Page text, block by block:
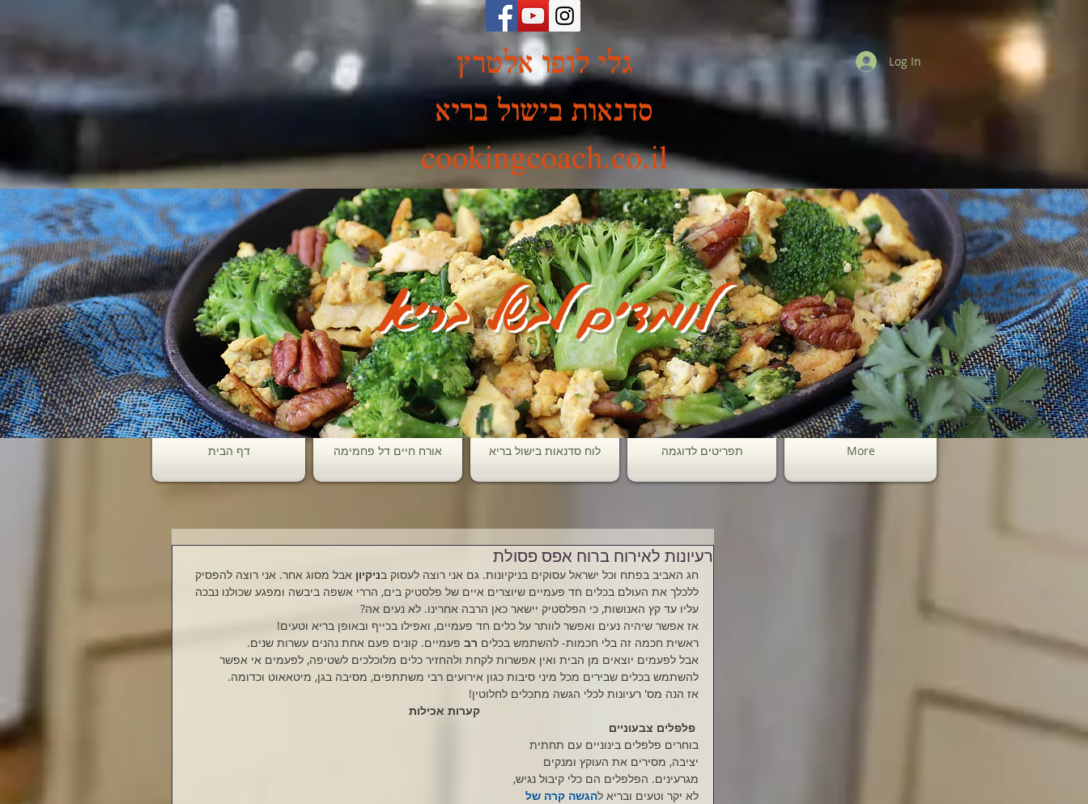
גלי לופו אלטרץ
סדנאות בישול בריא
cookingcoach.co.il
דף הבית אורח חיים דל פחמימה לוח סדנאות בישול בריא תפריטים לדוגמה More
לומדים לבשל בריא
Log In
רעיונות לאירוח ברוח אפס פסולת
חג האביב בפתח וכל ישראל עסוקים בניקיונות. גם אני רוצה לעסוק בניקיון אבל מסוג אחר. אני רוצה להפסיק
ללכלך את העולם בכלים חד פעמיים שיוצרים איים של פלסטיק בים, הררי אשפה ביבשה ומפגע שכולנו נבכה
עליו עד קץ האנושות, כי הפלסטיק יישאר כאן הרבה אחרינו. לא נעים אה?
אז אפשר שיהיה נעים ואפשר לוותר על כלים חד פעמיים, ואפילו בכייף ובאופן בריא וטעים!
ראשית חכמה זה בלי חכמות- להשתמש בכלים רב פעמיים. קונים פעם אחת נהנים עשרות שנים.
אבל לפעמים יוצאים מן הבית ואין אפשרות לקחת ולהחזיר כלים מלוכלכים לשטיפה, לפעמים אי אפשר
להשתמש בכלים שבירים מכל מיני סיבות כגון אירועים רבי משתתפים, מסיבה בגן, מיטאאוט וכדומה.
אז הנה מס' רעיונות לכלי הגשה מתכלים לחלוטין!
קערות אכילות
בוחרים פלפלים בינוניים עם תחתית
יציבה, מסירים את העוקץ ומנקים
מגרעינים. הפלפלים הם כלי קיבול נגיש,
לא יקר וטעים ובריא להגשה קרה של